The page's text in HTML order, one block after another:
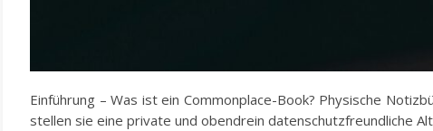
Einführung – Was ist ein Commonplace-Book? Physische
stellen sie eine private und obendrein datenschutzfreundliche